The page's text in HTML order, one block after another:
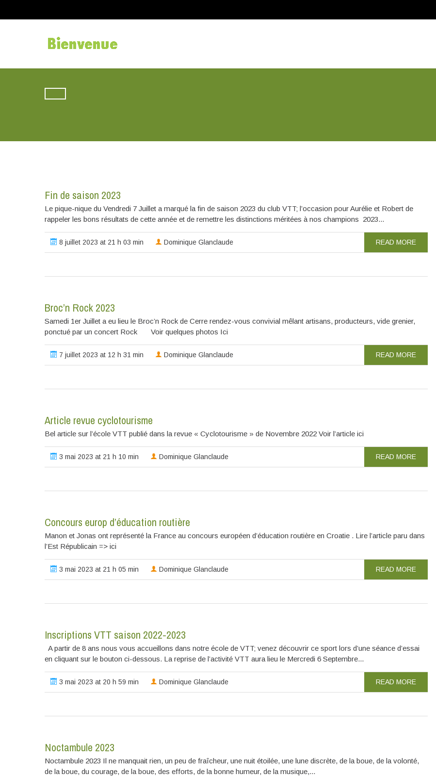
Fin de saison 2023
Le pique-nique du Vendredi 7 Juillet a marqué la fin de saison 2023 du club VTT; l’occasion pour Aurélie et Robert de
rappeler les bons résultats de cette année et de remettre les distinctions méritées à nos champions 2023...
8 juillet 2023 at 21 h 03 min Dominique Glanclaude READ MORE
Broc’n Rock 2023
Samedi 1er Juillet a eu lieu le Broc’n Rock de Cerre rendez-vous convivial mêlant artisans, producteurs, vide grenier,
ponctué par un concert Rock Voir quelques photos Ici
7 juillet 2023 at 12 h 31 min Dominique Glanclaude READ MORE
Article revue cyclotourisme
Bel article sur l’école VTT publié dans la revue « Cyclotourisme » de Novembre 2022 Voir l’article ici
3 mai 2023 at 21 h 10 min Dominique Glanclaude READ MORE
Concours europ d’éducation routière
Manon et Jonas ont représenté la France au concours européen d’éducation routière en Croatie . Lire l’article paru dans
l’Est Républicain => ici
3 mai 2023 at 21 h 05 min Dominique Glanclaude READ MORE
Inscriptions VTT saison 2022-2023
A partir de 8 ans nous vous accueillons dans notre école de VTT; venez découvrir ce sport lors d’une séance d’essai
en cliquant sur le bouton ci-dessous. La reprise de l’activité VTT aura lieu le Mercredi 6 Septembre...
3 mai 2023 at 20 h 59 min Dominique Glanclaude READ MORE
Noctambule 2023
Noctambule 2023 Il ne manquait rien, un peu de fraîcheur, une nuit étoilée, une lune discrète, de la boue, de la volonté,
de la boue, du courage, de la boue, des efforts, de la bonne humeur, de la musique,...